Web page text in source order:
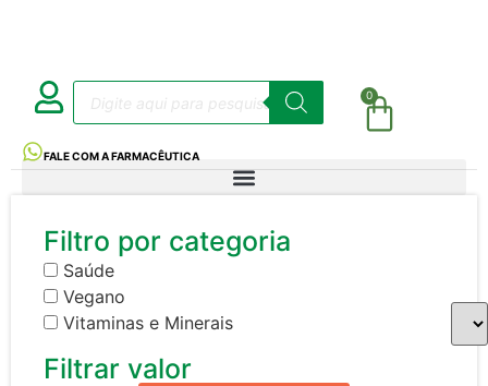
0
FALE COM A FARMACÊUTICA
Filtro por categoria
Saúde
Vegano
Vitaminas e Minerais
Filtrar valor